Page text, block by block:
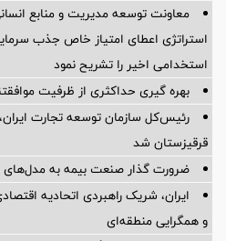
معاونت توسعه مدیریت و منابع
استراتژی اعطای امتیاز خاص جذب
استخدامی اخیر را تشریح نمود
بهره گیری حداکثری از ظرفیت
رئیس‌کل سازمان توسعه تجارت
قرقیزستان شد
ضرورت گذار صنعت بیمه به مدل‌های
ایران، شریک راهبردی اتحادیه
و همگرایی منطقه‌ای